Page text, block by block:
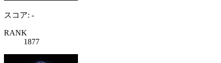
スコア: -
RANK
1877